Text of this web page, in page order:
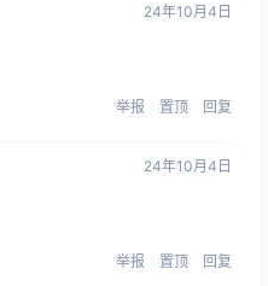
24年10月4日
举报 置顶 回复
24年10月4日
举报 置顶 回复